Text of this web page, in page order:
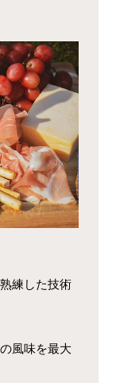
練した技術
風味を最大